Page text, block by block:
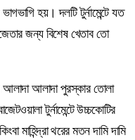
হয়। দলটি টুর্নামেন্টে যত
জন্য বিশেষ খেতাব তো
আলাদা আলাদা পুরস্কার তোলা
টুর্নামেন্টে উচ্চকোটির
মাহিন্দ্রা থরের মতন দামি দামি